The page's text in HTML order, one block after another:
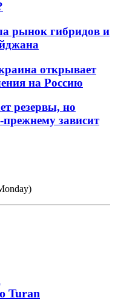
рынок гибридов и
открывает
на Россию
резервы, но
прежнему зависит
Turan